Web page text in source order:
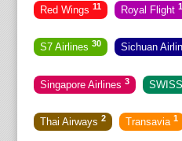
Red Wings 11 Royal Flight 1
S7 Airlines 30 Sichuan
Singapore Airlines 3 SWISS
Thai Airways 2 Transavia 1